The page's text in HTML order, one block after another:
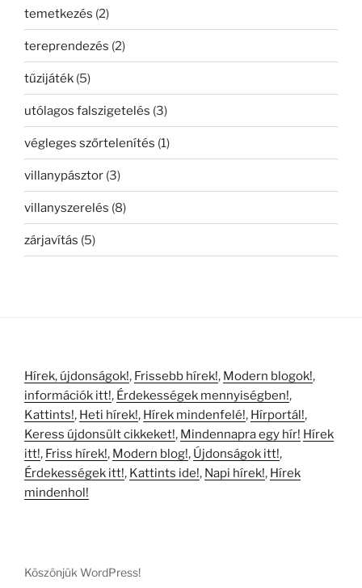
temetkezés (2)
tereprendezés (2)
tűzijáték (5)
utólagos falszigetelés (3)
végleges szőrtelenítés (1)
villanypásztor (3)
villanyszerelés (8)
zárjavítás (5)
Hírek, újdonságok!, Frissebb hírek!, Modern blogok!,
információk itt!, Érdekességek mennyiségben!,
Kattints!, Heti hírek!, Hírek mindenfelé!, Hírportál!,
Keress újdonsült cikkeket!, Mindennapra egy hír! Hírek
itt!, Friss hírek!, Modern blog!, Újdonságok itt!,
Érdekességek itt!, Kattints ide!, Napi hírek!, Hírek
mindenhol!
Köszönjük WordPress!